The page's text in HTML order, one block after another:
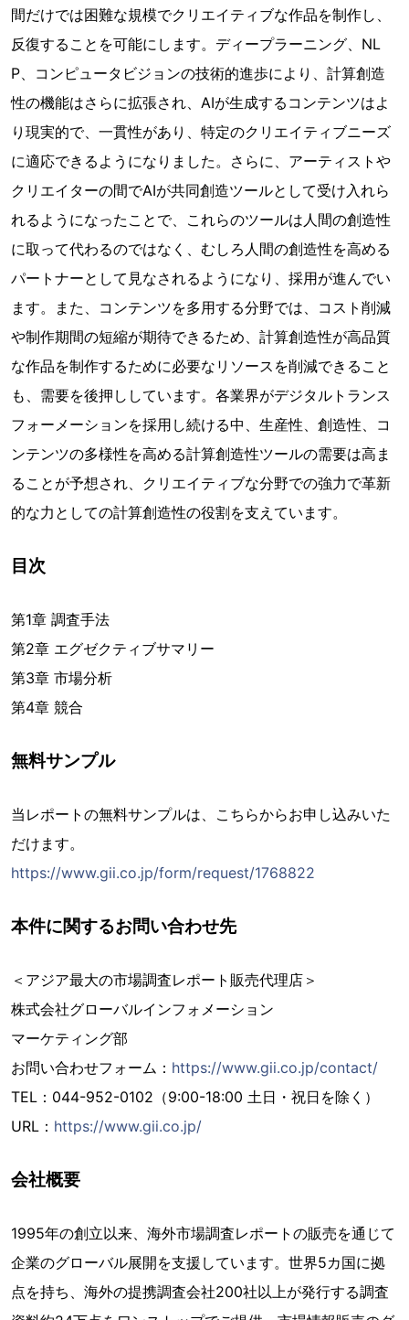
間だけでは困難な規模でクリエイティブな作品を制作し、
反復することを可能にします。ディープラーニング、NL
P、コンピュータビジョンの技術的進歩により、計算創造
性の機能はさらに拡張され、AIが生成するコンテンツはよ
り現実的で、一貫性があり、特定のクリエイティブニーズ
に適応できるようになりました。さらに、アーティストや
クリエイターの間でAIが共同創造ツールとして受け入れら
れるようになったことで、これらのツールは人間の創造性
に取って代わるのではなく、むしろ人間の創造性を高める
パートナーとして見なされるようになり、採用が進んでい
ます。また、コンテンツを多用する分野では、コスト削減
や制作期間の短縮が期待できるため、計算創造性が高品質
な作品を制作するために必要なリソースを削減できること
も、需要を後押ししています。各業界がデジタルトランス
フォーメーションを採用し続ける中、生産性、創造性、コ
ンテンツの多様性を高める計算創造性ツールの需要は高ま
ることが予想され、クリエイティブな分野での強力で革新
的な力としての計算創造性の役割を支えています。
目次
第1章 調査手法
第2章 エグゼクティブサマリー
第3章 市場分析
第4章 競合
無料サンプル
当レポートの無料サンプルは、こちらからお申し込みいた
だけます。
https://www.gii.co.jp/form/request/1768822
本件に関するお問い合わせ先
＜アジア最大の市場調査レポート販売代理店＞
株式会社グローバルインフォメーション
マーケティング部
お問い合わせフォーム： https://www.gii.co.jp/contact/
TEL：044-952-0102（9:00-18:00 土日・祝日を除く）
URL： https://www.gii.co.jp/
会社概要
1995年の創立以来、海外市場調査レポートの販売を通じて
企業のグローバル展開を支援しています。世界5カ国に拠
点を持ち、海外の提携調査会社200社以上が発行する調査